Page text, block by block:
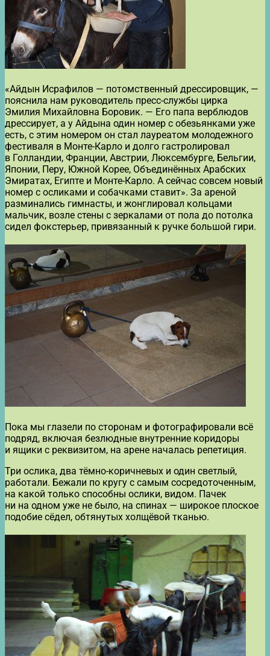
«Айдын Исрафилов — потомственный дрессировщик, —
пояснила нам руководитель пресс-службы цирка
Эмилия Михайловна Боровик. — Его папа верблюдов
дрессирует, а у Айдына один номер с обезьянками уже
есть, с этим номером он стал лауреатом молодежного
фестиваля в Монте-Карло и долго гастролировал
в Голландии, Франции, Австрии, Люксембурге, Бельгии,
Японии, Перу, Южной Корее, Объединённых Арабских
Эмиратах, Египте и Монте-Карло. А сейчас совсем новый
номер с осликами и собачками ставит». За ареной
разминались гимнасты, и жонглировал кольцами
мальчик, возле стены с зеркалами от пола до потолка
сидел фокстерьер, привязанный к ручке большой гири.
Пока мы глазели по сторонам и фотографировали всё
подряд, включая безлюдные внутренние коридоры
и ящики с реквизитом, на арене началась репетиция.
Три ослика, два тёмно-коричневых и один светлый,
работали. Бежали по кругу с самым сосредоточенным,
на какой только способны ослики, видом. Пачек
ни на одном уже не было, на спинах — широкое плоское
подобие сёдел, обтянутых холщёвой тканью.